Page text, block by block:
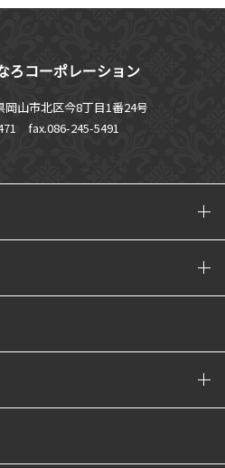
ろコーポレーション
山市北区今8丁目1番24号
fax.086-245-5491